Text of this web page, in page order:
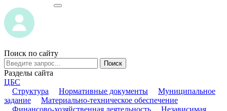
Поиск по сайту
Поиск
Разделы сайта
ЦБС
Структура
Нормативные документы
Муниципальное
задание
Материально-техническое обеспечение